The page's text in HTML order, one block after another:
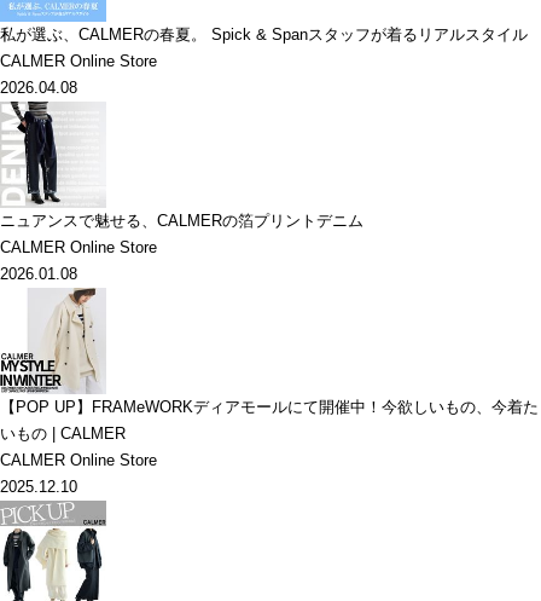
私が選ぶ、CALMERの春夏。 Spick & Spanスタッフが着るリアルスタイル
CALMER Online Store
2026.04.08
ニュアンスで魅せる、CALMERの箔プリントデニム
CALMER Online Store
2026.01.08
【POP UP】FRAMeWORKディアモールにて開催中！今欲しいもの、今着た
いもの | CALMER
CALMER Online Store
2025.12.10